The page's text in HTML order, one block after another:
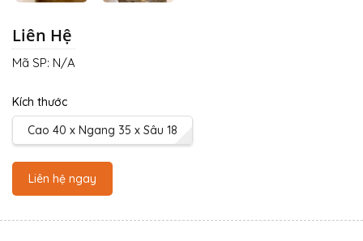
Liên Hệ
Kích thước
Cao 40 x Ngang 35 x Sâu 18
Liên hệ ngay
Mã SP: N/A